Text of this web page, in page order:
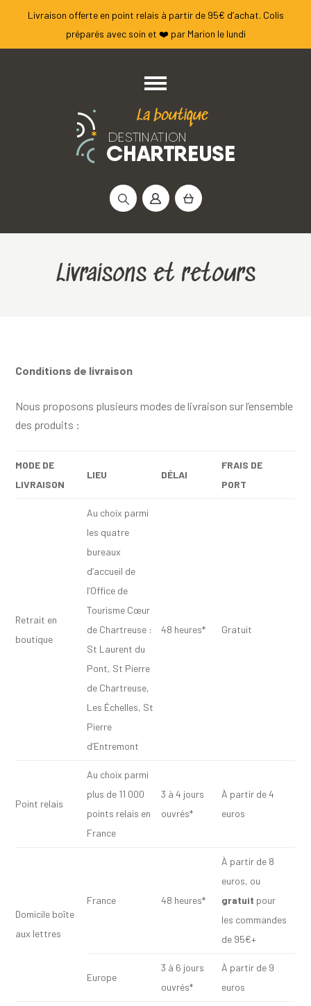
Livraison offerte en point relais à partir de 95€ d’achat. Colis
préparés avec soin et ❤️ par Marion le lundi
Rechercher :
Livraisons et retours
Conditions de livraison
Nous proposons plusieurs modes de livraison sur l’ensemble
des produits :
MODE DE
LIVRAISON
LIEU DÉLAI
FRAIS DE
PORT
Retrait en
boutique
Au choix parmi
les quatre
bureaux
d’accueil de
l’Office de
Tourisme Cœur
de Chartreuse :
St Laurent du
Pont, St Pierre
de Chartreuse,
Les Échelles, St
Pierre
d’Entremont
48 heures* Gratuit
Point relais
Au choix parmi
plus de 11 000
points relais en
France
3 à 4 jours
ouvrés*
À partir de 4
euros
Domicile boîte
aux lettres
France 48 heures*
À partir de 8
euros, ou
gratuit pour
les commandes
de 95€+
Europe
3 à 6 jours
ouvrés*
À partir de 9
euros